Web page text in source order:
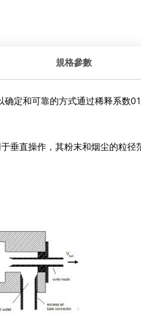
規格參數
定和可靠的方式通过稀释系数
垂直操作，其粉末和烟尘的粒